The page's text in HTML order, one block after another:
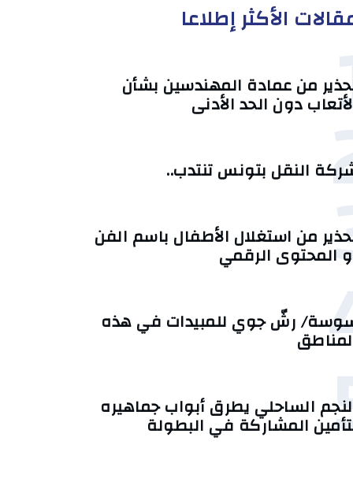
الأكثر إطلاعا
من عمادة المهندسين بشأن
دون الحد الأدنى
النقل بتونس تنتدب..
من استغلال الأطفال باسم الفن
المحتوى الرقمي
رشّ جوي للمبيدات في هذه
الساحلي يطرق أبواب جماهيره
المشاركة في البطولة